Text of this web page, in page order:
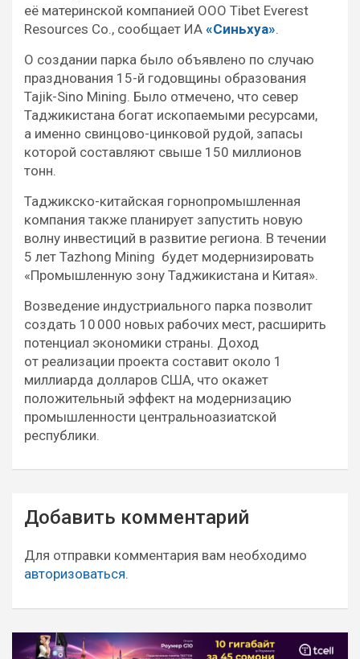
её материнской компанией ООО Tibet Everest
Resources Co., сообщает ИА «Синьхуа».
О создании парка было объявлено по случаю
празднования 15-й годовщины образования
Tajik-Sino Mining. Было отмечено, что север
Таджикистана богат ископаемыми ресурсами,
а именно свинцово-цинковой рудой, запасы
которой составляют свыше 150 миллионов
тонн.
Таджикско-китайская горнопромышленная
компания также планирует запустить новую
волну инвестиций в развитие региона. В течении
5 лет Tazhong Mining будет модернизировать
«Промышленную зону Таджикистана и Китая».
Возведение индустриального парка позволит
создать 10 000 новых рабочих мест, расширить
потенциал экономики страны. Доход
от реализации проекта составит около 1
миллиарда долларов США, что окажет
положительный эффект на модернизацию
промышленности центральноазиатской
республики.
Навигация
по
записям
Добавить комментарий
Для отправки комментария вам необходимо
авторизоваться.